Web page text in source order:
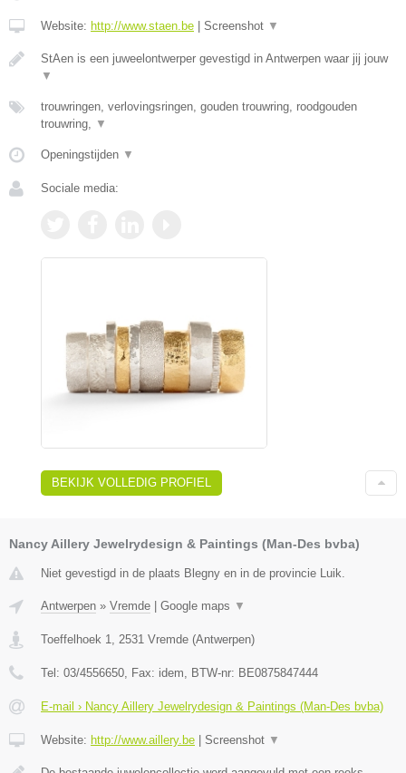
Website: http://www.staen.be | Screenshot ▼
StAen is een juweelontwerper gevestigd in Antwerpen waar jij jouw
▼
trouwringen, verlovingsringen, gouden trouwring, roodgouden
trouwring,
▼
Openingstijden ▼
Sociale media:
BEKIJK VOLLEDIG PROFIEL
Nancy Aillery Jewelrydesign & Paintings (Man-Des bvba)
Niet gevestigd in de plaats Blegny en in de provincie Luik.
Antwerpen » Vremde Google maps ▼
Toeffelhoek 1 2531 Vremde (Antwerpen)
Tel: 03/4556650 , Fax: idem , BTW-nr: BE0875847444
E-mail › Nancy Aillery Jewelrydesign & Paintings (Man-Des bvba)
Website: http://www.aillery.be Screenshot ▼